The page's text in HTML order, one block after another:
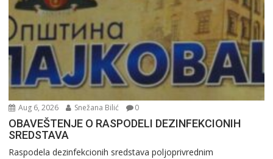
Aug 6, 2026 Snežana Bilić 0
OBAVEŠTENJE O RASPODELI DEZINFEKCIONIH
SREDSTAVA
Raspodela dezinfekcionih sredstava poljoprivrednim